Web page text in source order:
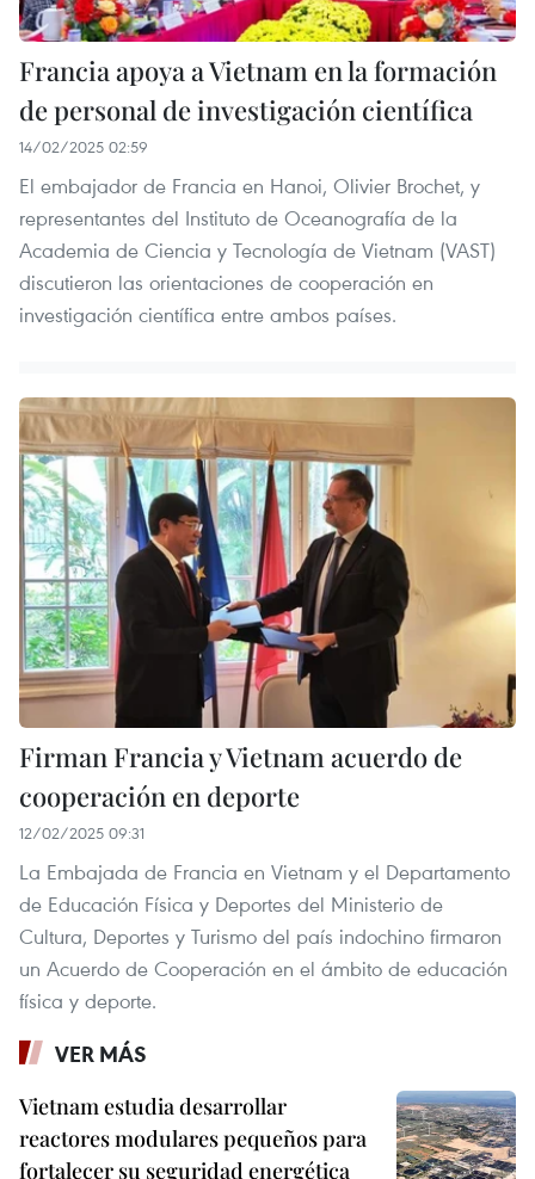
Francia apoya a Vietnam en la formación
de personal de investigación científica
14/02/2025 02:59
El embajador de Francia en Hanoi, Olivier Brochet, y
representantes del Instituto de Oceanografía de la
Academia de Ciencia y Tecnología de Vietnam (VAST)
discutieron las orientaciones de cooperación en
investigación científica entre ambos países.
Firman Francia y Vietnam acuerdo de
cooperación en deporte
12/02/2025 09:31
La Embajada de Francia en Vietnam y el Departamento
de Educación Física y Deportes del Ministerio de
Cultura, Deportes y Turismo del país indochino firmaron
un Acuerdo de Cooperación en el ámbito de educación
física y deporte.
VER MÁS
Vietnam estudia desarrollar
reactores modulares pequeños para
fortalecer su seguridad energética